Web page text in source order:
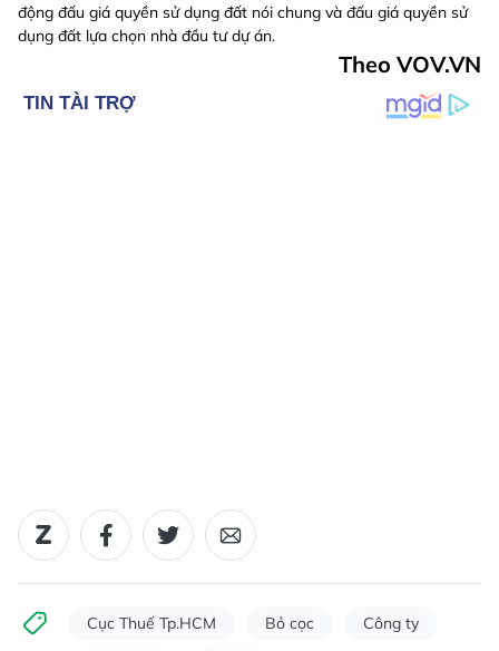
động đấu giá quyền sử dụng đất nói chung và đấu giá quyền sử
dụng đất lựa chọn nhà đầu tư dự án.
Theo VOV.VN
Cục Thuế Tp.HCM Bỏ cọc Công ty